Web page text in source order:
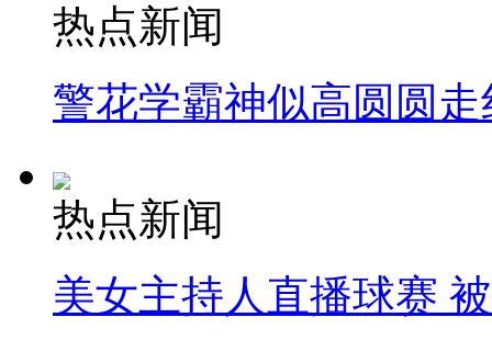
热点新闻
警花学霸神似高圆圆走
热点新闻
美女主持人直播球赛